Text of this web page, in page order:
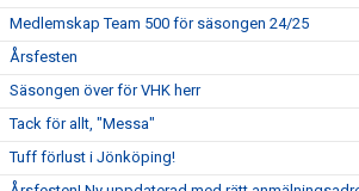
Medlemskap Team 500 för säsongen 24/25
Årsfesten
Säsongen över för VHK herr
Tack för allt, "Messa"
Tuff förlust i Jönköping!